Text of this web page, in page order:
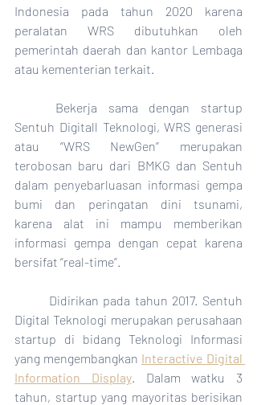
Indonesia pada tahun 2020 karena
peralatan WRS dibutuhkan oleh
pemerintah daerah dan kantor Lembaga
atau kementerian terkait.
Sentuh Digitall Teknologi, WRS generasi
atau “WRS NewGen” merupakan
terobosan baru dari BMKG dan Sentuh
dalam penyebarluasan informasi gempa
bumi dan peringatan dini tsunami,
karena alat ini mampu memberikan
informasi gempa dengan cepat karena
bersifat “real-time”.
Digital Teknologi merupakan perusahaan
startup di bidang Teknologi Informasi
yang mengembangkan Interactive Digital
Information Display. Dalam watku 3
tahun, startup yang mayoritas berisikan